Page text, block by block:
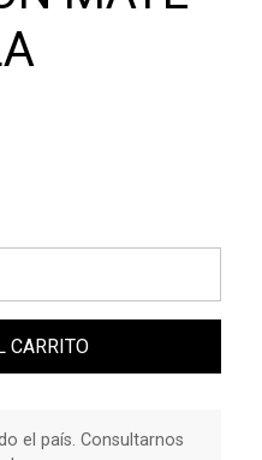
CARRITO
el país. Consultarnos